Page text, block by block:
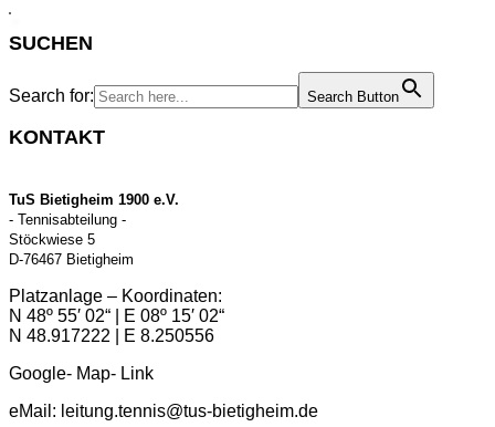
SUCHEN
Search for: Search Button
KONTAKT
TuS Bietigheim 1900 e.V.
- Tennisabteilung -
Stöckwiese 5
D-76467 Bietigheim
Platzanlage – Koordinaten:
N 48º 55′ 02“ | E 08º 15′ 02“
N 48.917222 | E 8.250556
Google- Map- Link
eMail: leitung.tennis@tus-bietigheim.de